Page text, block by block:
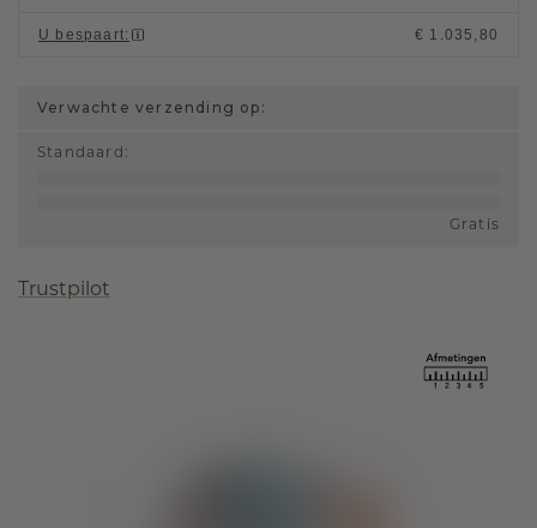
U bespaart: € 1.035,80
Verwachte verzending op:
Standaard :
Gratis
Trustpilot